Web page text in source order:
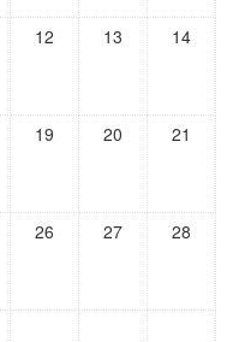
12 13 14
19 20 21
26 27 28